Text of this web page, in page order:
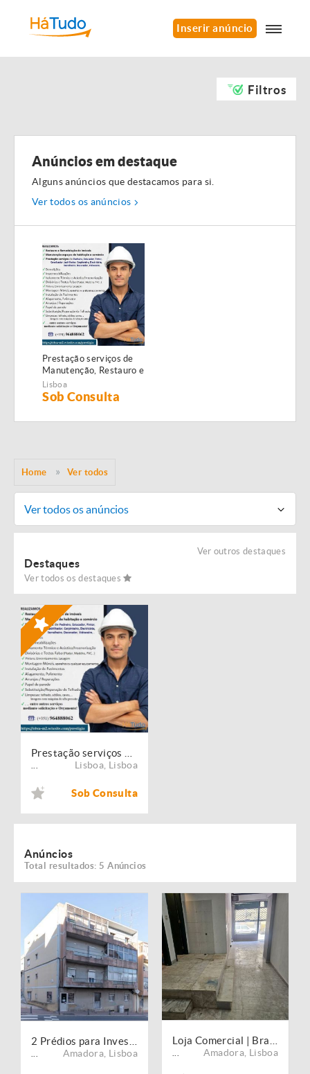
Inserir anúncio
Filtros
Anúncios em destaque
Alguns anúncios que destacamos para si.
Ver todos os anúncios
Prestação serviços de
Manutenção, Restauro e
Remodelação de
imóveis!
Lisboa
Sob Consulta
Home Ver todos
Ver todos os anúncios
Ver outros destaques
Destaques
Ver todos os destaques
Lisboa Lisboa
Sob Consulta
Anúncios
Total resultados: 5 Anúncios
Amadora Lisboa Amadora Lisboa